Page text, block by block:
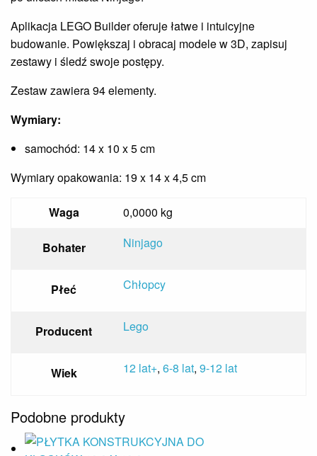
Aplikacja LEGO Builder oferuje łatwe i intuicyjne
budowanie. Powiększaj i obracaj modele w 3D, zapisuj
zestawy i śledź swoje postępy.
Zestaw zawiera 94 elementy.
Wymiary:
samochód: 14 x 10 x 5 cm
Wymiary opakowania: 19 x 14 x 4,5 cm
Waga 0,0000 kg
Bohater Ninjago
Płeć Chłopcy
Producent Lego
Wiek 12 lat+, 6-8 lat, 9-12 lat
Podobne produkty